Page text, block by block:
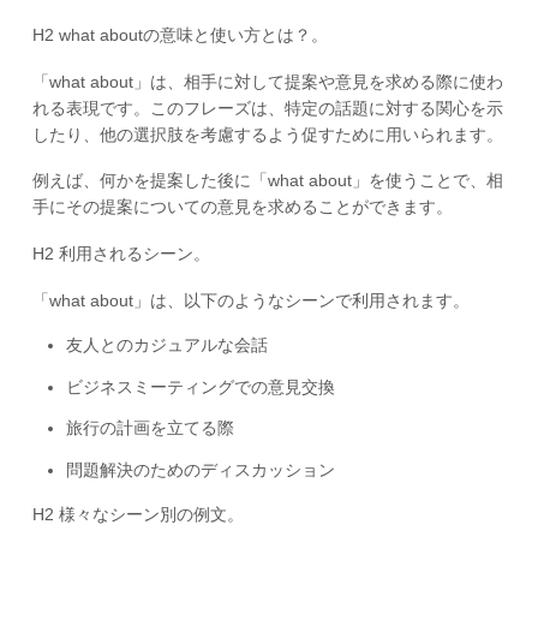
H2 what aboutの意味と使い方とは？。
「what about」は、相手に対して提案や意見を求める際に使わ
れる表現です。このフレーズは、特定の話題に対する関心を示
したり、他の選択肢を考慮するよう促すために用いられます。
例えば、何かを提案した後に「what about」を使うことで、相
手にその提案についての意見を求めることができます。
H2 利用されるシーン。
「what about」は、以下のようなシーンで利用されます。
友人とのカジュアルな会話
ビジネスミーティングでの意見交換
旅行の計画を立てる際
問題解決のためのディスカッション
H2 様々なシーン別の例文。